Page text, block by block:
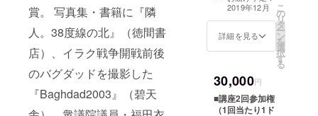
賞。 写真集・書籍に『隣
人。38度線の北』（徳間書
店）、イラク戦争開戦前後
のバグダッドを撮影した
『Baghdad2003』（碧天
入り初沢亜利写
真集『隣人。 38
度線の北』1冊
度線の北』1冊を
お送りします。
2019年12月
詳細を見る
こ
の
リ
タ
ー
ン
を
選
択
す
る
30,000円
■講座2回参加権
（1回当たり1ド